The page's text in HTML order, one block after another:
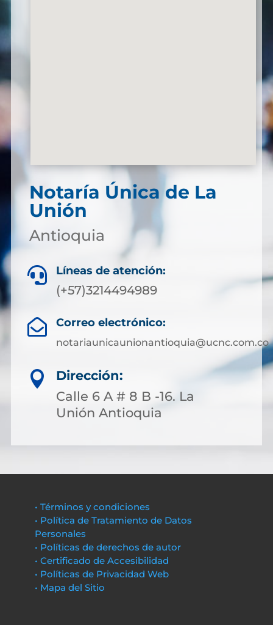
Notaría Única de La
Unión
Antioquia
 Líneas de atención:
(+57)3214494989
 Correo electrónico:
notariaunicaunionantioquia@ucnc.com.co

Dirección:
Calle 6 A # 8 B -16. La
Unión Antioquia
• Términos y condiciones
• Política de Tratamiento de Datos
Personales
• Políticas de derechos de autor
• Certificado de Accesibilidad
• Políticas de Privacidad Web
• Mapa del Sitio